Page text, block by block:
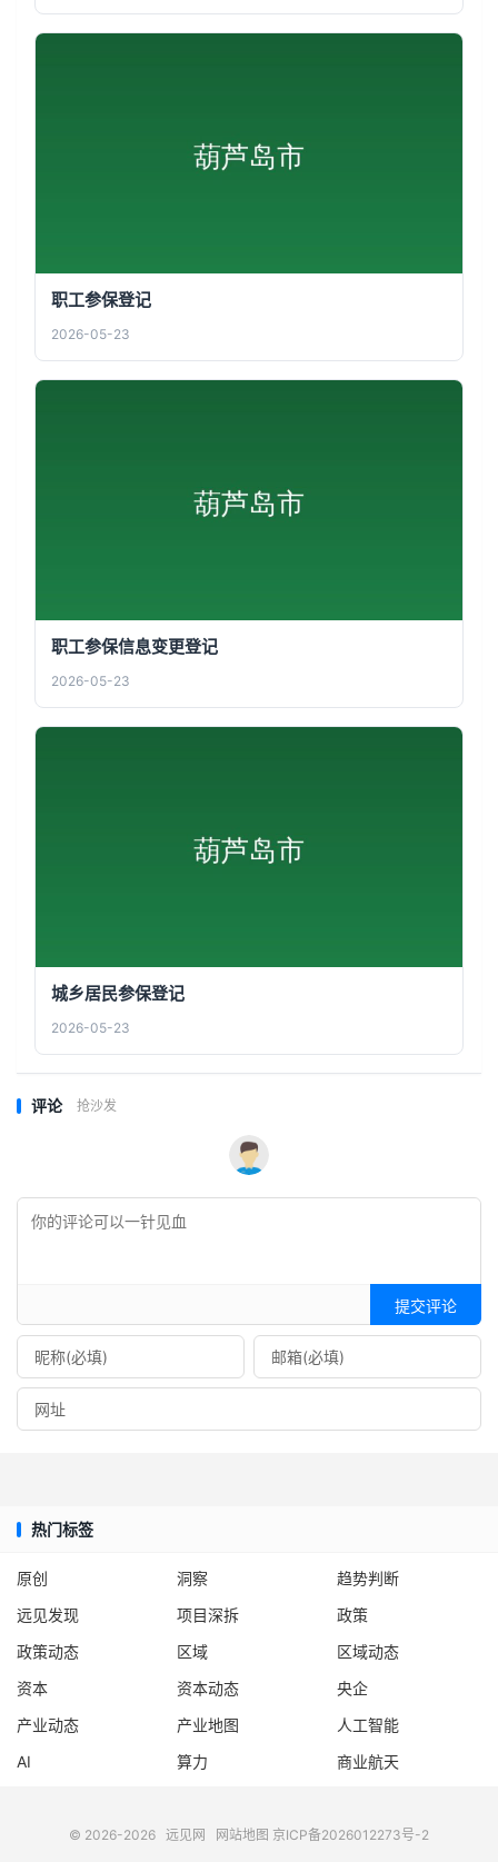
职工参保登记
2026-05-23
职工参保信息变更登记
2026-05-23
城乡居民参保登记
2026-05-23
评论 抢沙发
提交评论
热门标签
原创 洞察
趋势判断
远见发现
项目深拆
政策
政策动态
区域
区域动态
资本
资本动态
央企
产业动态
产业地图
人工智能
AI
算力 商业航天
© 2026-2026 远见网 网站地图 京ICP备2026012273号-2